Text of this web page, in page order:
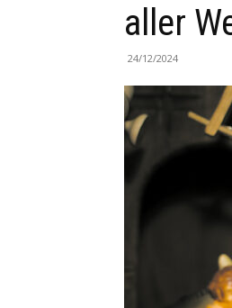
aller
24/12/2024